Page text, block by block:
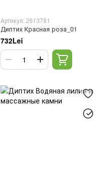
Артикул: 2613781
Диптих Красная роза_01
732Lei